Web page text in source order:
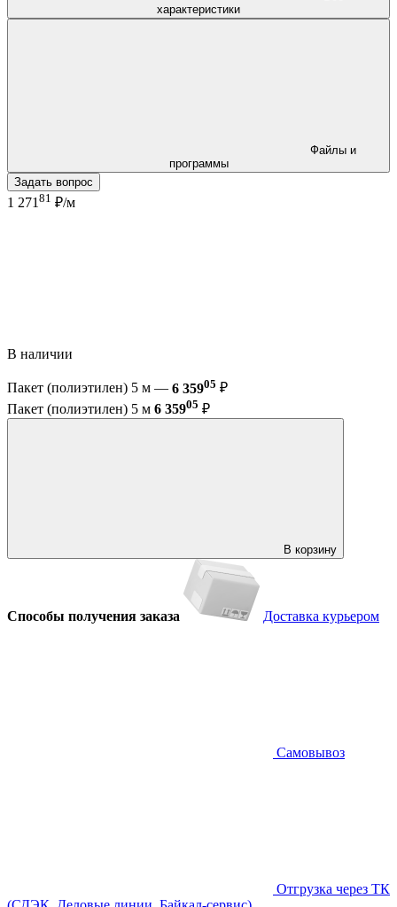
характеристики
программы
Задать вопрос
1 271 81 ₽/м
В наличии
Пакет (полиэтилен) 5 м — 6 35905 ₽
Пакет (полиэтилен) 5 м 6 35905 ₽
В корзину
Способы получения заказа Доставка курьером
Самовывоз
Отгрузка через ТК